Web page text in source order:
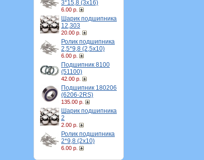
3*15,8 (3х16)
6.00 р.
Шарик подшипника
12,303
20.00 р.
Ролик подшипника
2,5*9,8 (2,5х10)
6.00 р.
Подшипник 8100
(51100)
42.00 р.
Подшипник 180206
(6206-2RS)
135.00 р.
Шарик подшипника
2
2.00 р.
Ролик подшипника
2*9,8 (2х10)
6.00 р.